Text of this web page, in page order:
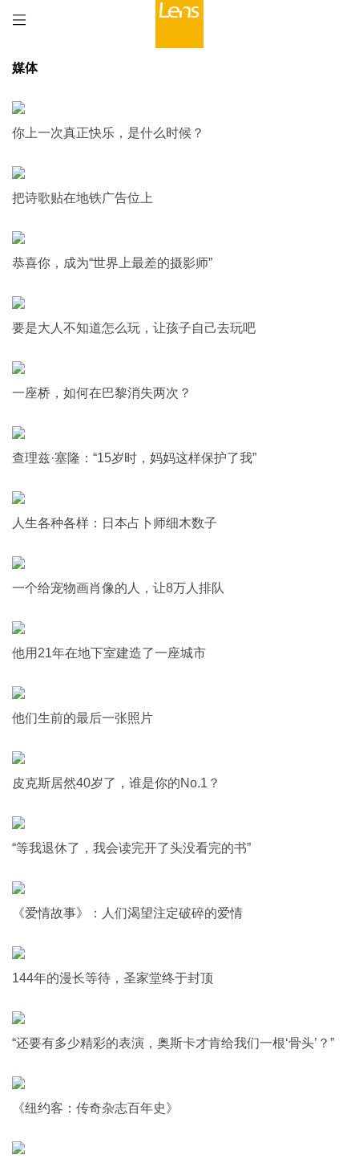
媒体
你上一次真正快乐，是什么时候？
把诗歌贴在地铁广告位上
恭喜你，成为“世界上最差的摄影师”
要是大人不知道怎么玩，让孩子自己去玩吧
一座桥，如何在巴黎消失两次？
查理兹·塞隆：“15岁时，妈妈这样保护了我”
人生各种各样：日本占卜师细木数子
一个给宠物画肖像的人，让8万人排队
他用21年在地下室建造了一座城市
他们生前的最后一张照片
皮克斯居然40岁了，谁是你的No.1？
“等我退休了，我会读完开了头没看完的书”
《爱情故事》：人们渴望注定破碎的爱情
144年的漫长等待，圣家堂终于封顶
“还要有多少精彩的表演，奥斯卡才肯给我们一根‘骨头’？”
《纽约客：传奇杂志百年史》